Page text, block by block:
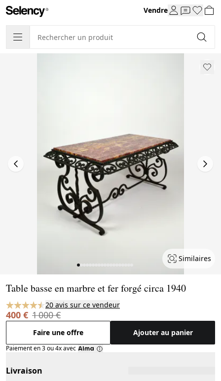
Vendre
Similaires
Table basse en marbre et fer forgé circa 1940
20 avis sur ce vendeur
400 € 1 000 €
Faire une offre Ajouter au panier
Paiement en 3 ou 4x avec
Livraison